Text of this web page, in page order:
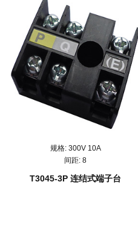
规格: 300V 10A
间距: 8
T3045-3P 连结式端子台